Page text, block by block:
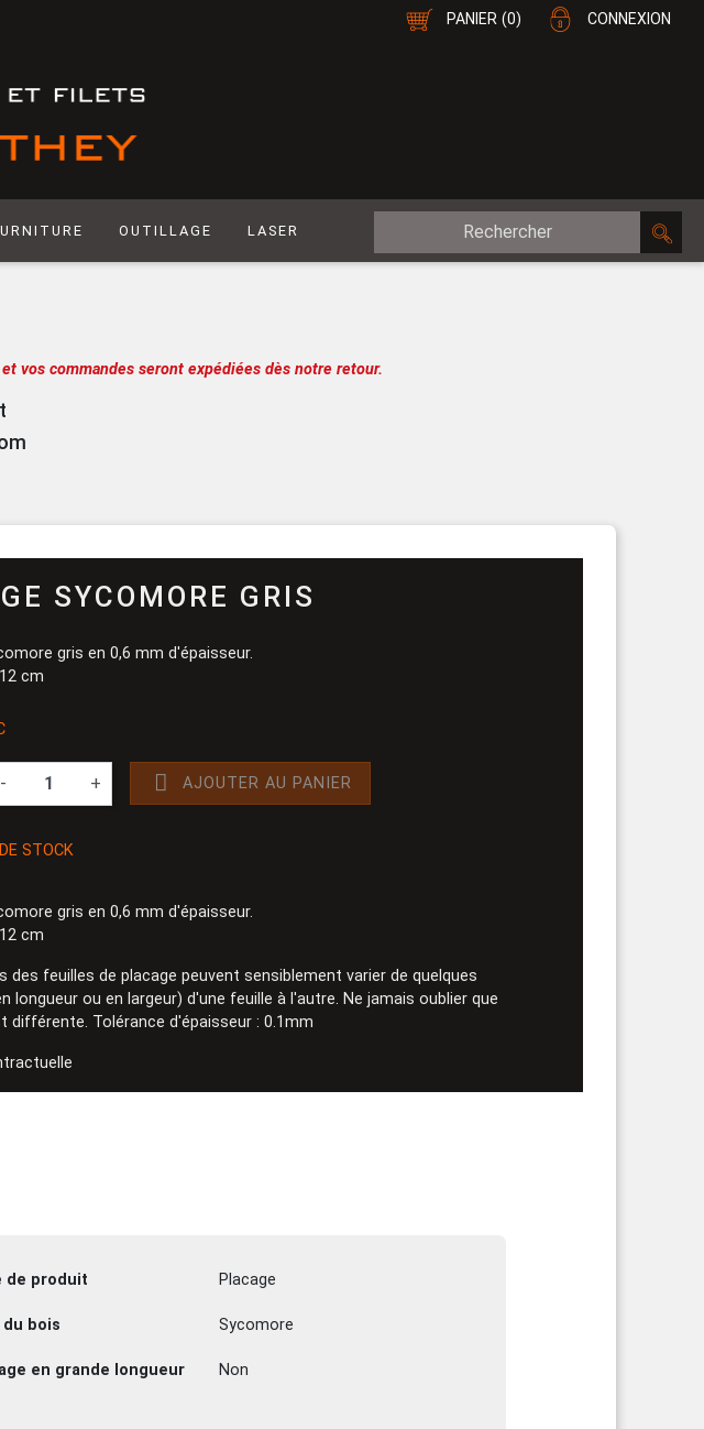
CONNEXION
PANIER (0)
de Finition
support
OUTILLAGE
Racloir
LASER
Placage Double-Face
vos commandes seront expédiées dès notre retour.
SYCOMORE GRIS
gris en 0,6 mm d'épaisseur.
cm
- +  AJOUTER AU PANIER
STOCK
gris en 0,6 mm d'épaisseur.
cm
des feuilles de placage peuvent sensiblement varier de quelques
longueur ou en largeur) d'une feuille à l'autre. Ne jamais oublier que
différente. Tolérance d'épaisseur : 0.1mm
de produit Placage
du bois Sycomore
en grande longueur Non